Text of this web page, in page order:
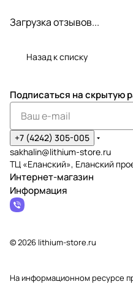
Загрузка отзывов...
Назад к списку
Подписаться на скрытую
+7 (4242) 305-005
sakhalin@lithium-store.ru
ТЦ «Еланский», Еланский
Интернет-магазин
Информация
© 2026 lithium-store.ru
На информационном ресурсе